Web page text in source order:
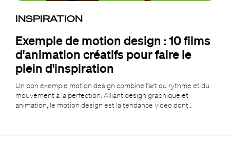
INSPIRATION
Exemple de motion design : 10 films
d'animation créatifs pour faire le
plein d'inspiration
Un bon exemple motion design combine l’art du rythme et du
mouvement à la perfection. Alliant design graphique et
animation, le motion design est la tendance vidéo dont…